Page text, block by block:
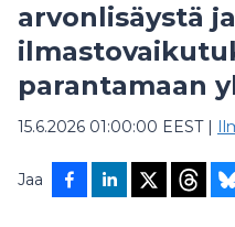
arvonlisäystä ja
parantamaan
15.6.2026 01:00:00 EEST|
Jaa